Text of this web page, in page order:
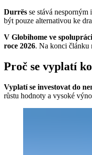
Durrës se stává
být pouze alternativou ke
V Globihome ve
roce 2026. Na konci článku
Proč se vyplatí
Vyplatí se investovat do
růstu hodnoty a vysoké